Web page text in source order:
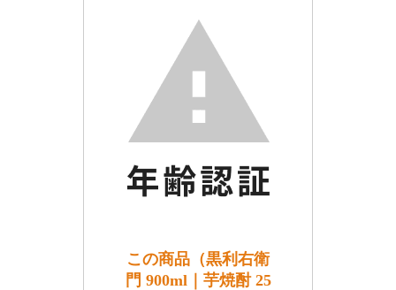
この商品（黒利右衛
門 900ml｜芋焼酎 25